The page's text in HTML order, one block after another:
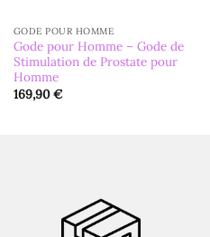
GODE POUR HOMME
Gode pour Homme – Gode de
Stimulation de Prostate pour
Homme
169,90€